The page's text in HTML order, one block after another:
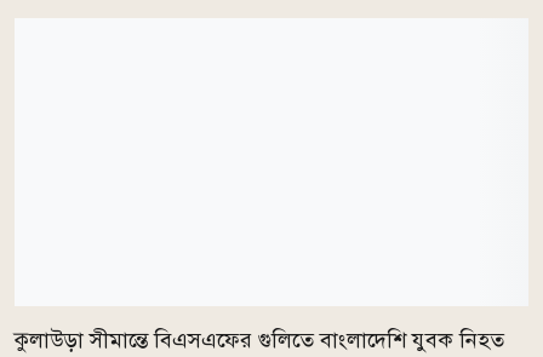
কুলাউড়া সীমান্তে বিএসএফের গুলিতে বাংলাদেশি যুবক নিহত